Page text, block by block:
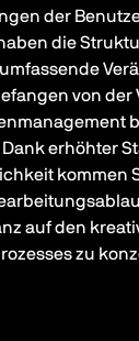
der
die
von der
erhöhter
kommen
auf den
zu